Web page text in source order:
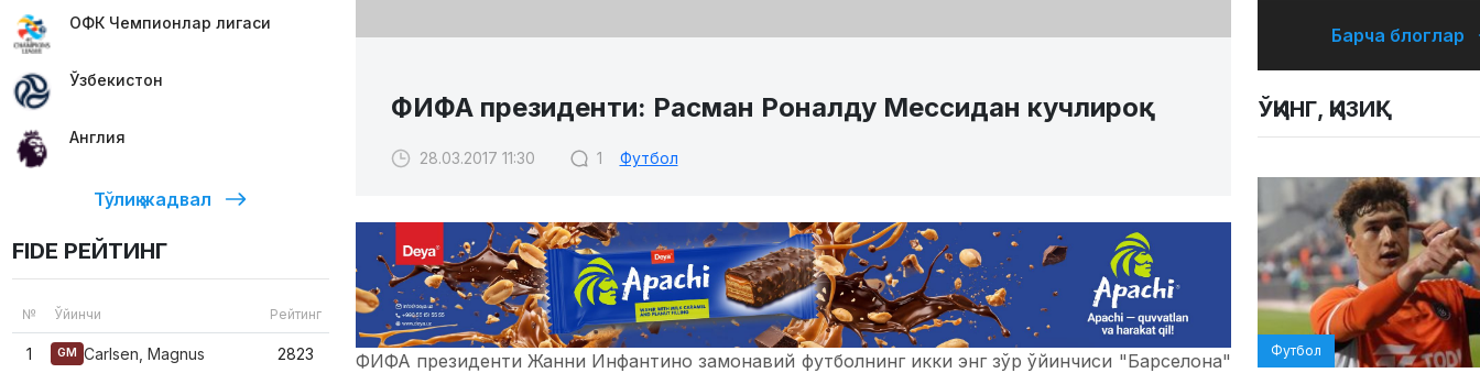
ОФК Чемпионлар лигаси
Ўзбекистон
Англия
Тўлиқ жадвал
FIDE РЕЙТИНГ
№ Ўйинчи Рейтинг
1 GM Carlsen, Magnus 2823
ФИФА президенти: Расман Роналду Мессидан кучлироқ
28.03.2017 11:30 1 Футбол
ФИФА президенти Жанни Инфантино замонавий футболнинг икки энг зўр ўйинчиси "Барселона"
Барча блоглар
ЎҚИНГ, ҚИЗИҚ!
Футбол